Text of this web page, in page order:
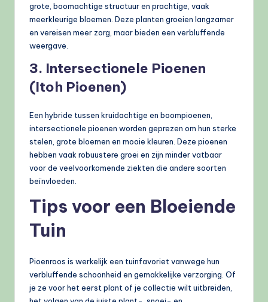
grote, boomachtige structuur en prachtige, vaak
meerkleurige bloemen. Deze planten groeien langzamer
en vereisen meer zorg, maar bieden een verbluffende
weergave.
3. Intersectionele Pioenen
(Itoh Pioenen)
Een hybride tussen kruidachtige en boompioenen,
intersectionele pioenen worden geprezen om hun sterke
stelen, grote bloemen en mooie kleuren. Deze pioenen
hebben vaak robuustere groei en zijn minder vatbaar
voor de veelvoorkomende ziekten die andere soorten
beïnvloeden.
Tips voor een Bloeiende
Tuin
Pioenroos is werkelijk een tuinfavoriet vanwege hun
verbluffende schoonheid en gemakkelijke verzorging. Of
je ze voor het eerst plant of je collectie wilt uitbreiden,